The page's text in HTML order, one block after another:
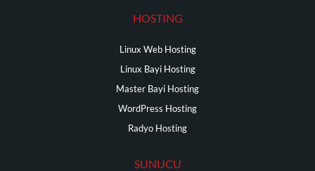
HOSTING
Linux Web Hosting
Linux Bayi Hosting
Master Bayi Hosting
WordPress Hosting
Radyo Hosting
SUNUCU